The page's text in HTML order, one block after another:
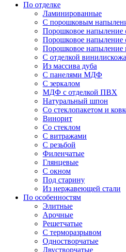
По отделке
Ламинированные
С порошковым
Порошковое напыление
Порошковое напыление
Порошковое
С отделкой винилискожа
Из массива дуба
С панелями МДФ
С зеркалом
МДФ с отделкой ПВХ
Натуральный шпон
Со стеклопакетом и
Винорит
Со стеклом
С витражами
С резьбой
Филенчатые
Глянцевые
С окном
Под старину
Из нержавеющей стали
По особенностям
Элитные
Арочные
Решетчатые
С терморазрывом
Одностворчатые
Двустворчатые